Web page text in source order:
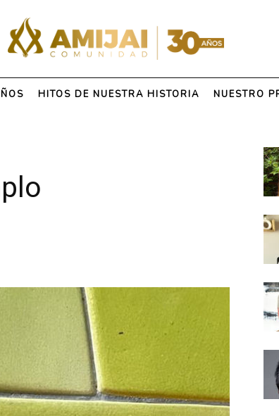
HITOS DE NUESTRA HISTORIA NUESTRO